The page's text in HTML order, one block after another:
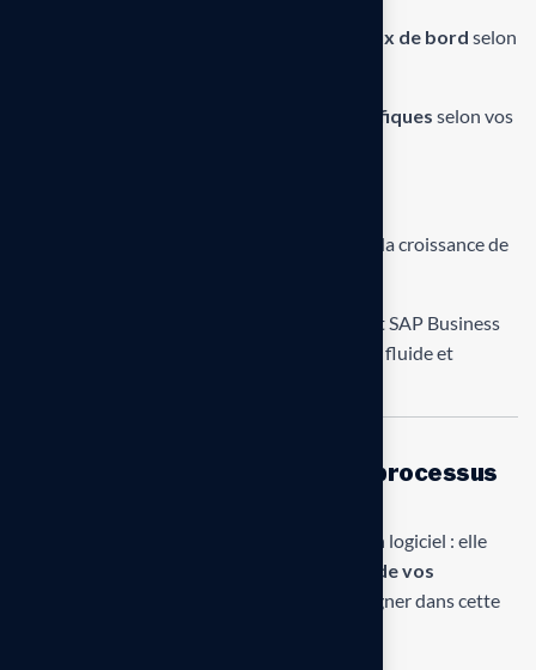
Personnalisation des rapports et tableaux de bord selon
Développement de fonctionnalités spécifiques selon vos
pour adapter votre ERP à la croissance de
Notre objectif : vous offrir un environnement SAP Business
One parfaitement maîtrisé, pour une gestion fluide et
Support à la digitalisation des processus
La digitalisation ne se limite pas à installer un logiciel : elle
restructuration intelligente de vos
. Notre rôle est de vous accompagner dans cette